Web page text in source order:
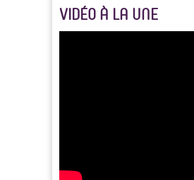
VIDÉO À LA UNE